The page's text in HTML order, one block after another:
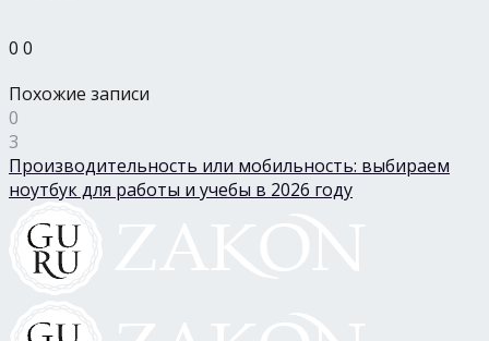
0 0
Похожие записи
0
3
Производительность или мобильность: выбираем
ноутбук для работы и учебы в 2026 году